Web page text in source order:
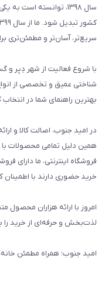
سال ۱۳۹۸، توانسته است
سریع‌تر، آسان‌تر و مطمئن‌تری
با شروع فعالیت از شهر دِیِر و
شناختی عمیق و تخصصی از
بهترین راهنمای شما در
در امید جنوب، اصالت کالا و
همین دلیل تمامی محصولات با
فروشگاه اینترنتی، ما دارای
خرید حضوری دارند با اطمینان
امروز با ارائه هزاران محصول
لذت‌بخش و حرفه‌ای از خرید را
امید جنوب؛ همراه مطمئن